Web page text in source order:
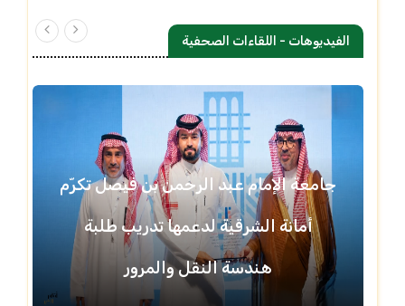
الفيديوهات - اللقاءات الصحفية
جامعة الإمام عبد الرحمن بن فيصل تكرّم
أمانة الشرقية لدعمها تدريب طلبة
هندسة النقل والمرور